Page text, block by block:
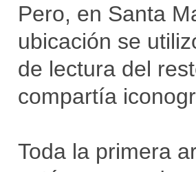
Pero, en Santa
ubicación se
de lectura del
compartía
Toda la primera